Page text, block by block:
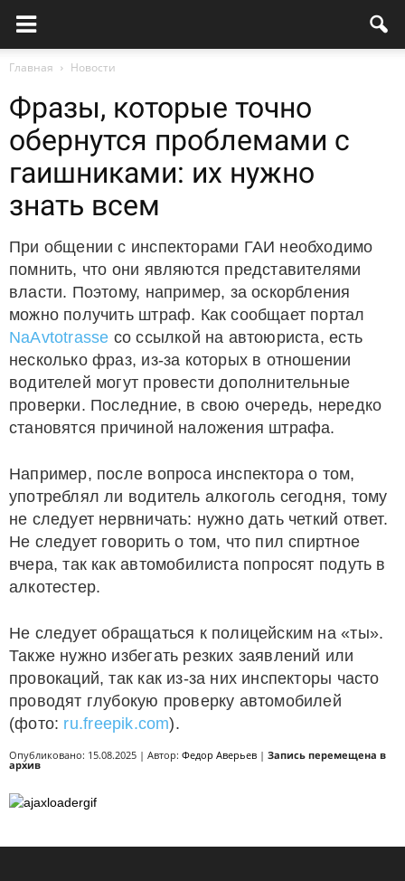
Главная Новости
Фразы, которые точно
обернутся проблемами с
гаишниками: их нужно
знать всем
При общении с инспекторами ГАИ необходимо
помнить, что они являются представителями
власти. Поэтому, например, за оскорбления
можно получить штраф. Как сообщает портал
NaAvtotrasse со ссылкой на автоюриста, есть
несколько фраз, из-за которых в отношении
водителей могут провести дополнительные
проверки. Последние, в свою очередь, нередко
становятся причиной наложения штрафа.
Например, после вопроса инспектора о том,
употреблял ли водитель алкоголь сегодня, тому
не следует нервничать: нужно дать четкий ответ.
Не следует говорить о том, что пил спиртное
вчера, так как автомобилиста попросят подуть в
алкотестер.
Не следует обращаться к полицейским на «ты».
Также нужно избегать резких заявлений или
провокаций, так как из-за них инспекторы часто
проводят глубокую проверку автомобилей
(фото: ru.freepik.com).
Опубликовано: 15.08.2025 | Автор: Федор Аверьев | Запись перемещена в
архив